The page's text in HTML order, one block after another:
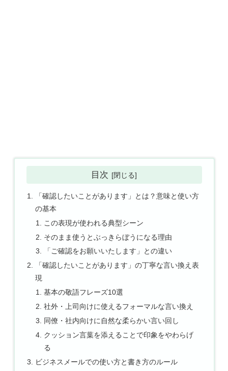
目次
「確認したいことがあります」とは？意味と使い方
の基本
この表現が使われる典型シーン
そのまま使うとぶっきらぼうになる理由
「ご確認をお願いいたします」との違い
「確認したいことがあります」の丁寧な言い換え表
現
基本の敬語フレーズ10選
社外・上司向けに使えるフォーマルな言い換え
同僚・社内向けに自然な柔らかい言い回し
クッション言葉を添えることで印象をやわらげ
る
ビジネスメールでの使い方と書き方のルール